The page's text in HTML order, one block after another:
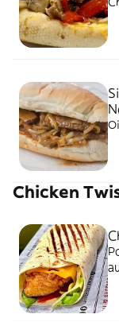
Chicken